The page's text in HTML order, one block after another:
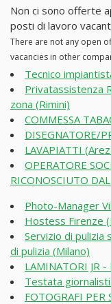
Non ci sono offerte
posti di lavoro
There are not any open
vacancies in other
Tecnico
Privatassistenza
zona (Rimini)
COMMESSA
DISEGNATORE/
LAVAPIATTI
OPERATORE
RICONOSCIUTO
Photo-Manager
Hostess Firenze
Servizio di pulizia
di pulizia (Milano)
LAMINATORI JR
Testata
FOTOGRAFI PER